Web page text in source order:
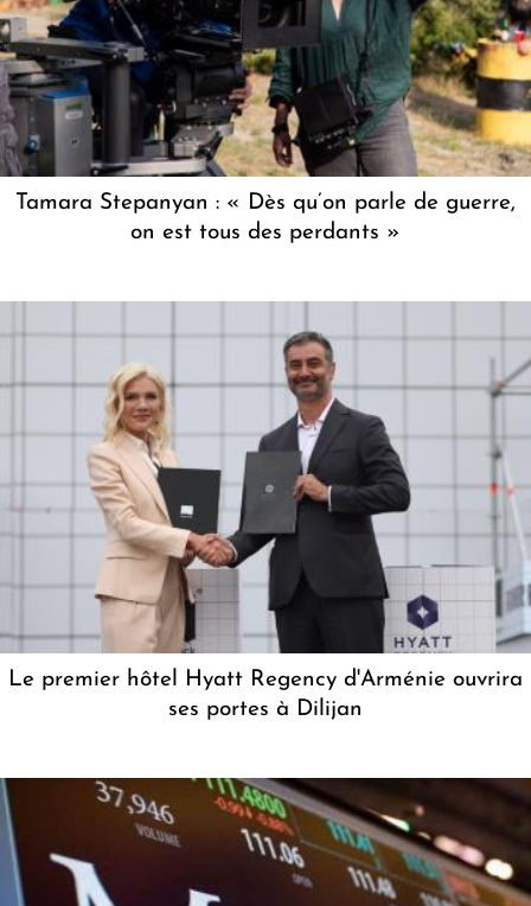
Tamara Stepanyan : « Dès qu’on parle de guerre,
on est tous des perdants »
Le premier hôtel Hyatt Regency d'Arménie ouvrira
ses portes à Dilijan